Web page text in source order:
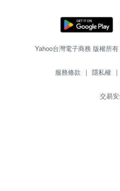
Yahoo台灣電子商務 版權所
服務條款 | 隱私權 |
交易